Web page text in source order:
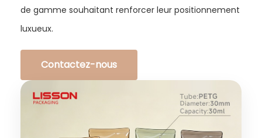
de gamme souhaitant renforcer leur positionnement
luxueux.
Contactez-nous